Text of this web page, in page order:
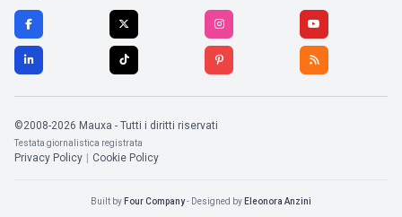
©2008-2026 Mauxa - Tutti i diritti riservati
Testata giornalistica registrata
Privacy Policy Cookie Policy
Built by Four Company- Designed by Eleonora Anzini